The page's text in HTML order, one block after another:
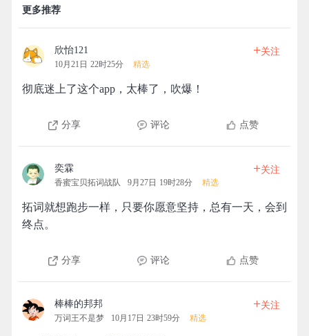
更多推荐
欣怡121
10月21日 22时25分 精选
+关注
彻底迷上了这个app，太棒了，吹爆！
分享 评论 点赞
奕霖
香蜜宝贝拓词战队 9月27日 19时28分 精选
+关注
拓词就想跑步一样，只要你愿意坚持，总有一天，会到
终点。
分享 评论 点赞
棒棒的邦邦
万词王不是梦 10月17日 23时59分 精选
+关注